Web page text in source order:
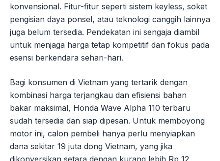
konvensional. Fitur-fitur seperti sistem keyless, soket
pengisian daya ponsel, atau teknologi canggih lainnya
juga belum tersedia. Pendekatan ini sengaja diambil
untuk menjaga harga tetap kompetitif dan fokus pada
esensi berkendara sehari-hari.
Bagi konsumen di Vietnam yang tertarik dengan
kombinasi harga terjangkau dan efisiensi bahan
bakar maksimal, Honda Wave Alpha 110 terbaru
sudah tersedia dan siap dipesan. Untuk memboyong
motor ini, calon pembeli hanya perlu menyiapkan
dana sekitar 19 juta dong Vietnam, yang jika